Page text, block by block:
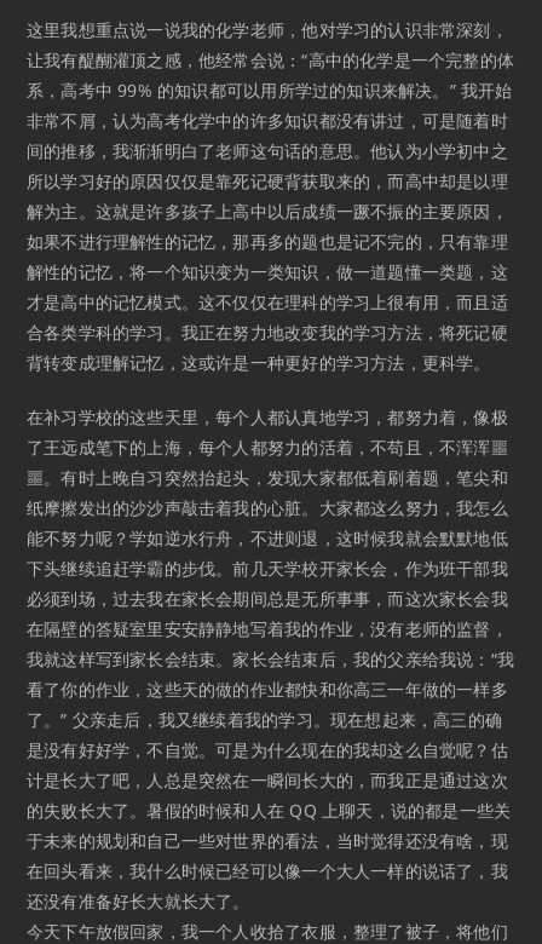
这里我想重点说一说我的化学老师，他对学习的认识非常深刻，
让我有醍醐灌顶之感，他经常会说：“高中的化学是一个完整的体
系，高考中 99% 的知识都可以用所学过的知识来解决。” 我开始
非常不屑，认为高考化学中的许多知识都没有讲过，可是随着时
间的推移，我渐渐明白了老师这句话的意思。他认为小学初中之
所以学习好的原因仅仅是靠死记硬背获取来的，而高中却是以理
解为主。这就是许多孩子上高中以后成绩一蹶不振的主要原因，
如果不进行理解性的记忆，那再多的题也是记不完的，只有靠理
解性的记忆，将一个知识变为一类知识，做一道题懂一类题，这
才是高中的记忆模式。这不仅仅在理科的学习上很有用，而且适
合各类学科的学习。我正在努力地改变我的学习方法，将死记硬
背转变成理解记忆，这或许是一种更好的学习方法，更科学。
在补习学校的这些天里，每个人都认真地学习，都努力着，像极
了王远成笔下的上海，每个人都努力的活着，不苟且，不浑浑噩
噩。有时上晚自习突然抬起头，发现大家都低着刷着题，笔尖和
纸摩擦发出的沙沙声敲击着我的心脏。大家都这么努力，我怎么
能不努力呢？学如逆水行舟，不进则退，这时候我就会默默地低
下头继续追赶学霸的步伐。前几天学校开家长会，作为班干部我
必须到场，过去我在家长会期间总是无所事事，而这次家长会我
在隔壁的答疑室里安安静静地写着我的作业，没有老师的监督，
我就这样写到家长会结束。家长会结束后，我的父亲给我说：“我
看了你的作业，这些天的做的作业都快和你高三一年做的一样多
了。” 父亲走后，我又继续着我的学习。现在想起来，高三的确
是没有好好学，不自觉。可是为什么现在的我却这么自觉呢？估
计是长大了吧，人总是突然在一瞬间长大的，而我正是通过这次
的失败长大了。暑假的时候和人在 QQ 上聊天，说的都是一些关
于未来的规划和自己一些对世界的看法，当时觉得还没有啥，现
在回头看来，我什么时候已经可以像一个大人一样的说话了，我
还没有准备好长大就长大了。
今天下午放假回家，我一个人收拾了衣服，整理了被子，将他们